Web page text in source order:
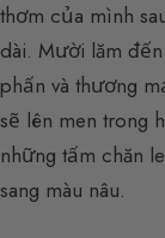
thơm của mình
dài. Mười lăm
phấn và thương
sẽ lên men trong
những tấm chăn
sang màu nâu.